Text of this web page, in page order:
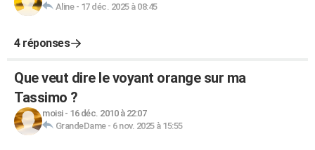
Aline- 17 déc. 2025 à 08:45
4 réponses
Que veut dire le voyant orange sur ma
Tassimo ?
moisi- 16 déc. 2010 à 22:07
GrandeDame- 6 nov. 2025 à 15:55